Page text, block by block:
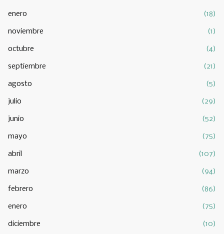
enero (18)
noviembre (1)
octubre (4)
septiembre (21)
agosto (5)
julio (29)
junio (52)
mayo (75)
abril (107)
marzo (94)
febrero (86)
enero (75)
diciembre (10)